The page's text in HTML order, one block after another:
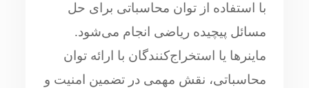
با استفاده از توان محاسباتی برای حل
مسائل پیچیده ریاضی انجام می‌شود.
ماینرها یا استخراج‌کنندگان با ارائه توان
محاسباتی، نقش مهمی در تضمین امنیت و